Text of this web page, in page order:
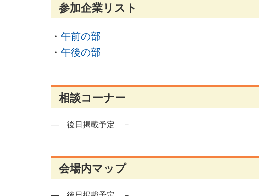
参加企業リスト
・ 午前の部
・ 午後の部
相談コーナー
― 後日掲載予定 －
会場内マップ